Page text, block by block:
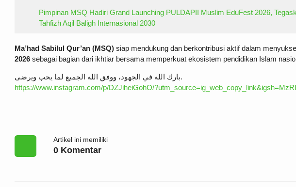
Pimpinan MSQ Hadiri Grand Launching PULDAPII Muslim EduFest 2026,
Tahfizh Aqil Baligh Internasional 2030
Ma’had Sabilul Qur’an (MSQ) siap mendukung dan berkontribusi aktif dalam
2026 sebagai bagian dari ikhtiar bersama memperkuat ekosistem pendidikan Islam
بارك الله في الجهود، ووفق الله الجميع لما يحب ويرضى.
https://www.instagram.com/p/DZJiheiGohO/
Artikel ini memiliki
0 Komentar